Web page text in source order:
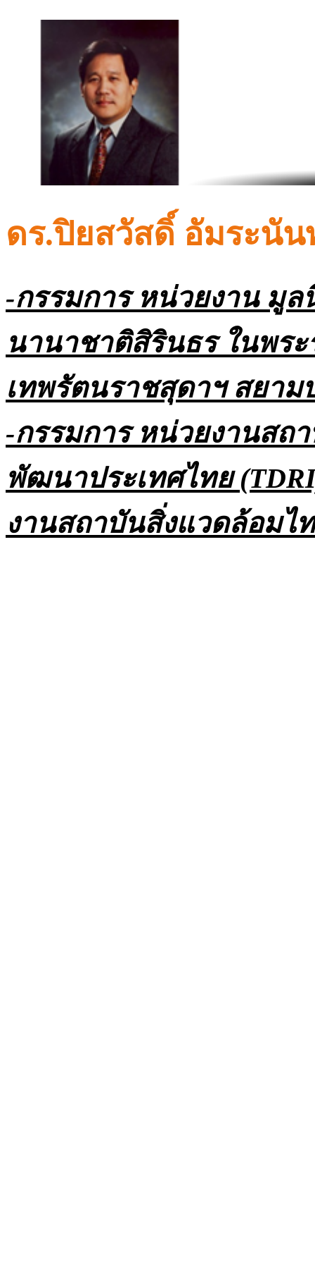
ดร.ปิยสวัสดิ์ อัมระนั
-กรรมการ หน่วยงาน มู
นานาชาติสิรินธร ในพร
เทพรัตนราชสุดาฯ สยาม
-กรรมการ หน่วยงานสถ
พัฒนาประเทศไทย
งานสถาบันสิ่งแวดล้อมไ